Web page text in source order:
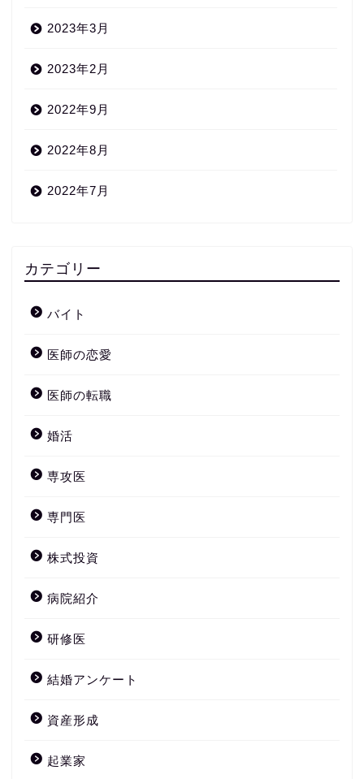
2023年3月
2023年2月
2022年9月
2022年8月
2022年7月
カテゴリー
バイト
医師の恋愛
医師の転職
婚活
専攻医
専門医
株式投資
病院紹介
研修医
結婚アンケート
資産形成
起業家